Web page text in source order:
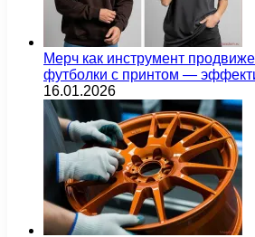
Мерч как инструмент
футболки с принтом —
16.01.2026